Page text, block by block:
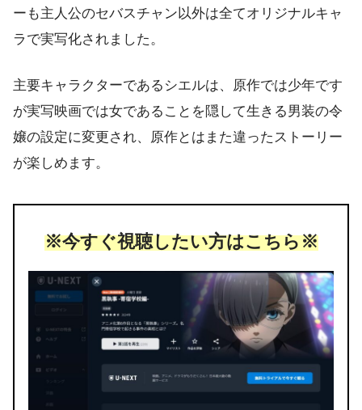
ーも主人公のセバスチャン以外は全てオリジナルキャ
ラで実写化されました。
主要キャラクターであるシエルは、原作では少年です
が実写映画では女であることを隠して生きる男装の令
嬢の設定に変更され、原作とはまた違ったストーリー
が楽しめます。
※今すぐ視聴したい方はこちら※